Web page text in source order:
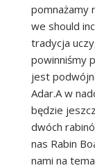
pomnażamy
we should
tradycja
powinniśmy
jest
Adar.A w
będzie
dwóch
nas Rabin
nami na